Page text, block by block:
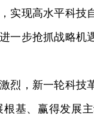
实现高水平科技
一步抢抓战略机
，新一轮科技
基、赢得发展